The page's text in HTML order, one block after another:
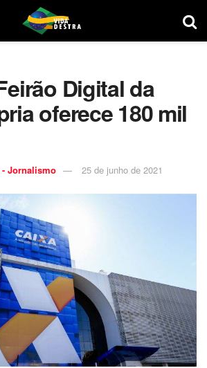
Digital da
oferece 180 mil
- Jornalismo 25 de junho de 2021